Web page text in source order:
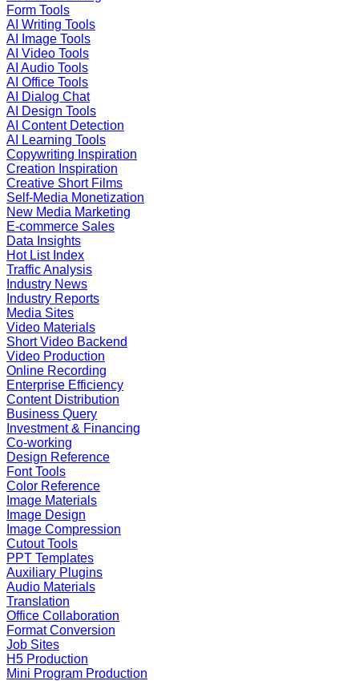
Form Tools
AI Writing Tools
AI Image Tools
AI Video Tools
AI Audio Tools
AI Office Tools
AI Dialog Chat
AI Design Tools
AI Content Detection
AI Learning Tools
Copywriting Inspiration
Creation Inspiration
Creative Short Films
Self-Media Monetization
New Media Marketing
E-commerce Sales
Data Insights
Hot List Index
Traffic Analysis
Industry News
Industry Reports
Media Sites
Video Materials
Short Video Backend
Video Production
Online Recording
Enterprise Efficiency
Content Distribution
Business Query
Investment & Financing
Co-working
Design Reference
Font Tools
Color Reference
Image Materials
Image Design
Image Compression
Cutout Tools
PPT Templates
Auxiliary Plugins
Audio Materials
Translation
Office Collaboration
Format Conversion
Job Sites
H5 Production
Mini Program Production